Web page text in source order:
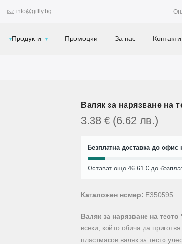
info@giftly.bg
Продукти Промоции За нас Контакти
Валяк за нарязване на
3.38 € (6.62 лв.)
Безплатна доставка до офис
Остават още 46.61 € до
Каталожен номер: E350595
Валяк за нарязване на
всеки, който обича да
пластмасов валяк за тесто